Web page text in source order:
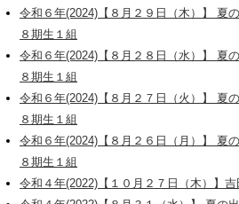
令和６年(2024)【８月２９日（木）】 夏
８期生１組
令和６年(2024)【８月２８日（水）】 夏
８期生１組
令和６年(2024)【８月２７日（火）】 夏
８期生１組
令和６年(2024)【８月２６日（月）】 夏
８期生１組
令和４年(2022)【１０月２７日（木）】